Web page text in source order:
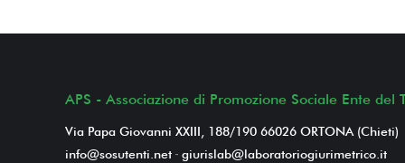
APS - Associazione di Promozione Sociale Ente del
Via Papa Giovanni XXIII, 188/190 66026 ORTONA (Chieti)
info@sosutenti.net - giurislab@laboratoriogiurimetrico.it